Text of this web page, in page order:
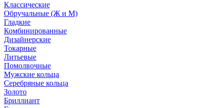
Классические
Обручальные (Ж и М)
Гладкие
Комбинированные
Дизайнерские
Токарные
Литьевые
Помолвочные
Мужские кольца
Серебряные кольца
Золото
Бриллиант